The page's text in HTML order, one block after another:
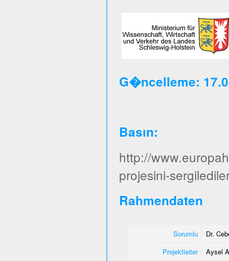
G�ncelleme:
Basın:
http://
projesini-
Rahmendaten
Sorumlu
Dr.
Projektleiter
Aysel